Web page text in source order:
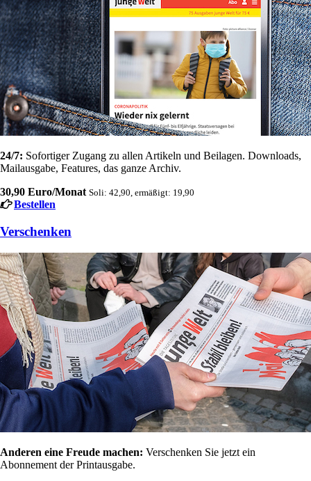
24/7: Sofortiger Zugang zu allen Artikeln und Beilagen. Downloads,
Mailausgabe, Features, das ganze Archiv.
30,90 Euro/Monat Soli: 42,90, ermäßigt: 19,90
Bestellen
Verschenken
Anderen eine Freude machen: Verschenken Sie jetzt ein
Abonnement der Printausgabe.